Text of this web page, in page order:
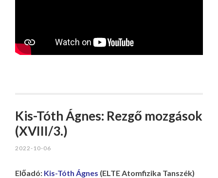
Kis-Tóth Ágnes: Rezgő mozgások
(XVIII/3.)
2022-10-06
Előadó: Kis-Tóth Ágnes (ELTE Atomfizika Tanszék)